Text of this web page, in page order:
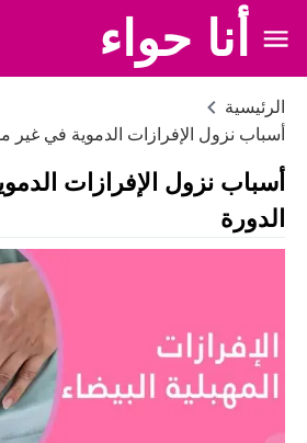
أنا حواء
الرئيسية
أسباب نزول الإفرازات الدموية في غير
أسباب نزول الإفرازات
الدورة